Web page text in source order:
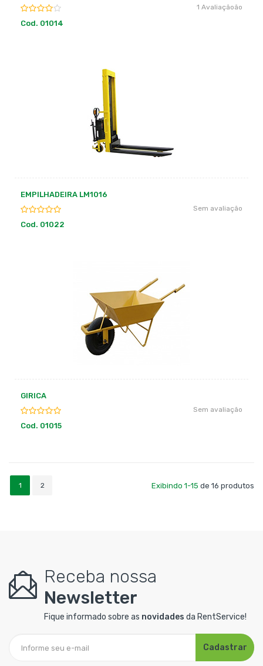
1 Avaliaçãoão
Cod. 01014
EMPILHADEIRA LM1016
Sem avaliação
Cod. 01022
GIRICA
Sem avaliação
Cod. 01015
1 2 Exibindo 1-15 de 16 produtos
Receba nossa
Newsletter
Fique informado sobre as novidades da RentService!
Cadastrar